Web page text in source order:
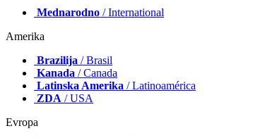
Mednarodno / International
Amerika
Brazilija / Brasil
Kanada / Canada
Latinska Amerika / Latinoamérica
ZDA / USA
Evropa